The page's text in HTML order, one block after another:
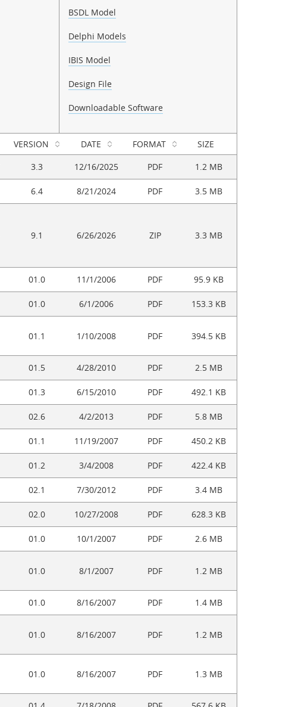
BSDL Model
Delphi Models
IBIS Model
Design File
Downloadable Software
VERSION DATE FORMAT
SIZE
3.3 12/16/2025 PDF 1.2 MB
6.4 8/21/2024 PDF 3.5 MB
9.1 6/26/2026 ZIP 3.3 MB
01.0 11/1/2006 PDF 95.9 KB
01.0 6/1/2006 PDF 153.3 KB
01.1 1/10/2008 PDF 394.5 KB
01.5 4/28/2010 PDF 2.5 MB
01.3 6/15/2010 PDF 492.1 KB
02.6 4/2/2013 PDF 5.8 MB
01.1 11/19/2007 PDF 450.2 KB
01.2 3/4/2008 PDF 422.4 KB
02.1 7/30/2012 PDF 3.4 MB
02.0 10/27/2008 PDF 628.3 KB
01.0 10/1/2007 PDF 2.6 MB
01.0 8/1/2007 PDF 1.2 MB
01.0 8/16/2007 PDF 1.4 MB
01.0 8/16/2007 PDF 1.2 MB
01.0 8/16/2007 PDF 1.3 MB